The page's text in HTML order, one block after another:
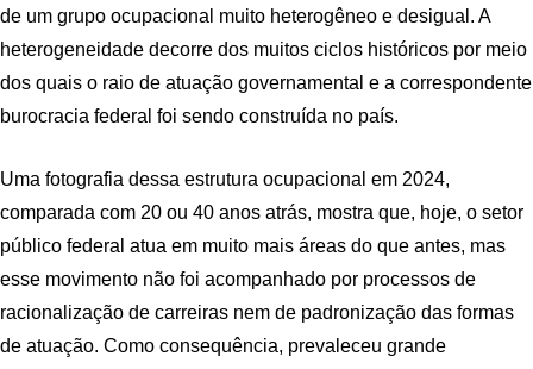
de um grupo ocupacional muito heterogêneo e desigual. A
heterogeneidade decorre dos muitos ciclos históricos por meio
dos quais o raio de atuação governamental e a correspondente
burocracia federal foi sendo construída no país.
Uma fotografia dessa estrutura ocupacional em 2024,
comparada com 20 ou 40 anos atrás, mostra que, hoje, o setor
público federal atua em muito mais áreas do que antes, mas
esse movimento não foi acompanhado por processos de
racionalização de carreiras nem de padronização das formas
de atuação. Como consequência, prevaleceu grande